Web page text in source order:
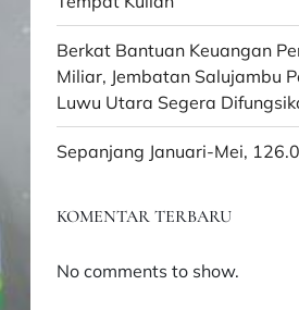
Berkat Bantuan Keuangan
Miliar, Jembatan Salujambu
Luwu Utara Segera
Sepanjang Januari-Mei,
KOMENTAR TERBARU
No comments to show.